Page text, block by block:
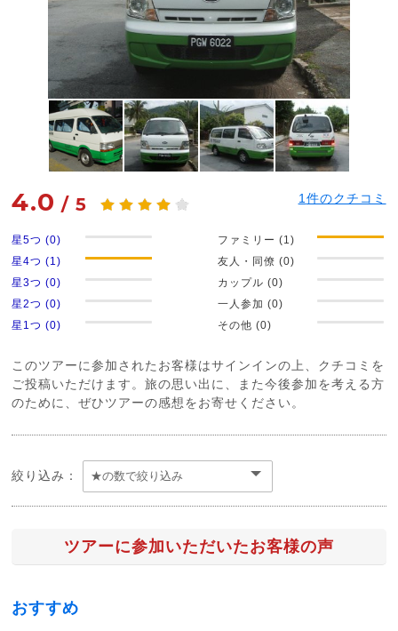
4.0 /5 1件のクチコミ
星5つ (0)
星4つ (1)
星3つ (0)
星2つ (0)
星1つ (0)
ファミリー (1)
友人・同僚 (0)
カップル (0)
一人参加 (0)
その他 (0)
このツアーに参加されたお客様はサインインの上、クチコミを
ご投稿いただけます。旅の思い出に、また今後参加を考える方
のために、ぜひツアーの感想をお寄せください。
絞り込み：
ツアーに参加いただいたお客様の声
おすすめ